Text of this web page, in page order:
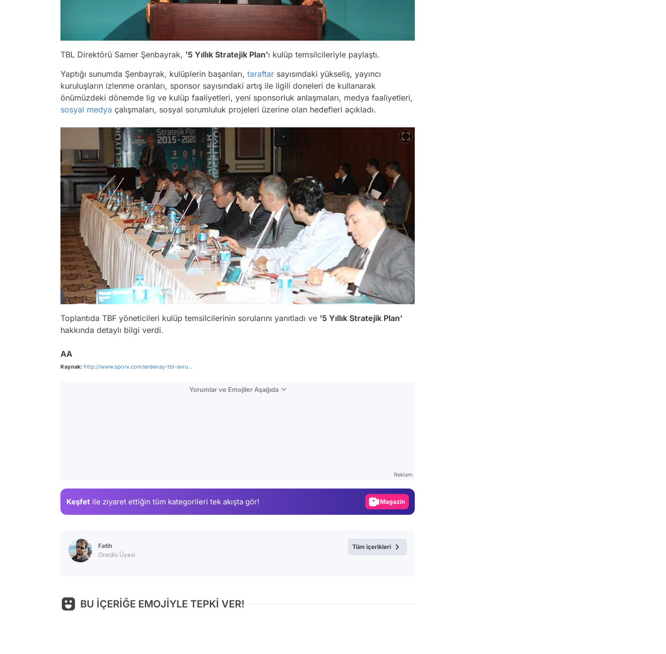
TBL Direktörü Samer Şenbayrak, '5 Yıllık Stratejik Plan'ı kulüp temsilcileriyle paylaştı.
Yaptığı sunumda Şenbayrak, kulüplerin başarıları, taraftar sayısındaki yükseliş, yayıncı
kuruluşların izlenme oranları, sponsor sayısındaki artış ile ilgili doneleri de kullanarak
önümüzdeki dönemde lig ve kulüp faaliyetleri, yeni sponsorluk anlaşmaları, medya faaliyetleri,
sosyal medya çalışmaları, sosyal sorumluluk projeleri üzerine olan hedefleri açıkladı.
Toplantıda TBF yöneticileri kulüp temsilcilerinin sorularını yanıtladı ve '5 Yıllık Stratejik Plan'
hakkında detaylı bilgi verdi.
AA
Kaynak: http://www.sporx.com/erdenay-tbl-avru...
Yorumlar ve Emojiler Aşağıda
Reklam
Keşfet ile ziyaret ettiğin tüm kategorileri tek akışta gör!
Gündem
Magazin
Video
Fatih
Onedio Üyesi
Tüm içerikleri
BU İÇERİĞE EMOJİYLE TEPKİ VER!